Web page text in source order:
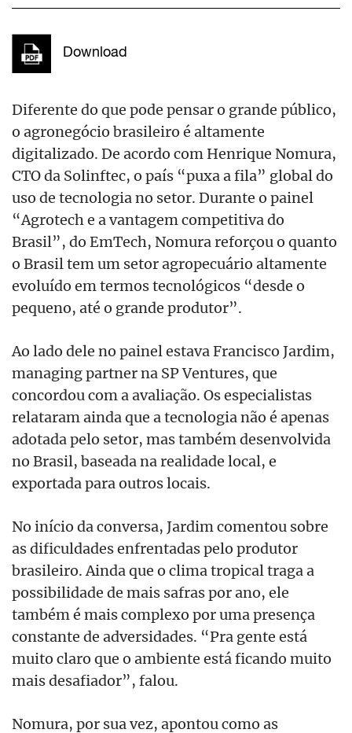
Download
Diferente do que pode pensar o grande público,
o agronegócio brasileiro é altamente
digitalizado. De acordo com Henrique Nomura,
CTO da Solinftec, o país “puxa a fila” global do
uso de tecnologia no setor. Durante o painel
“Agrotech e a vantagem competitiva do
Brasil”, do EmTech, Nomura reforçou o quanto
o Brasil tem um setor agropecuário altamente
evoluído em termos tecnológicos “desde o
pequeno, até o grande produtor”.
Ao lado dele no painel estava Francisco Jardim,
managing partner na SP Ventures, que
concordou com a avaliação. Os especialistas
relataram ainda que a tecnologia não é apenas
adotada pelo setor, mas também desenvolvida
no Brasil, baseada na realidade local, e
exportada para outros locais.
No início da conversa, Jardim comentou sobre
as dificuldades enfrentadas pelo produtor
brasileiro. Ainda que o clima tropical traga a
possibilidade de mais safras por ano, ele
também é mais complexo por uma presença
constante de adversidades. “Pra gente está
muito claro que o ambiente está ficando muito
mais desafiador”, falou.
Nomura, por sua vez, apontou como as